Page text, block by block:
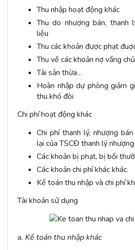
Thu nhập hoạt động khác
Thu do nhượng bán, thanh
liệu
Thu các khoản được phạt
Thu về các khoản nợ vắng chủ
Tài sản thừa…
Hoàn nhập dự phòng giảm
thu khó đòi
Chi phí hoạt động khác
Chi phí thanh lý, nhượng
lại của TSCĐ thanh lý nhượng
Các khoản bị phạt, bị bồi
Các khoản chi phí khác khác.
Kế toán thu nhập và chi phí
Tài khoản sử dụng
a. Kế toán thu nhập khác